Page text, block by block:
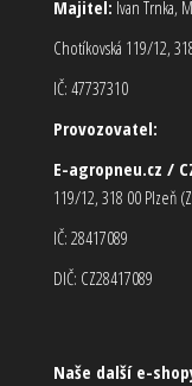
Majitel: Ivan Trnka,
Chotíkovská 119/12,
IČ: 47737310
Provozovatel:
E-agropneu.cz /
119/12, 318 00 Plzeň
IČ: 28417089
DIČ: CZ28417089
Naše další e-